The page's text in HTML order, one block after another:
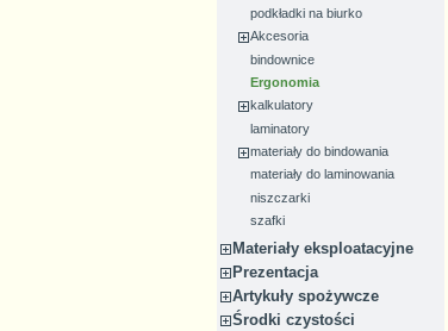
podkładki na biurko
Akcesoria
bindownice
Ergonomia
kalkulatory
laminatory
materiały do bindowania
materiały do laminowania
niszczarki
szafki
Materiały eksploatacyjne
Prezentacja
Artykuły spożywcze
Środki czystości